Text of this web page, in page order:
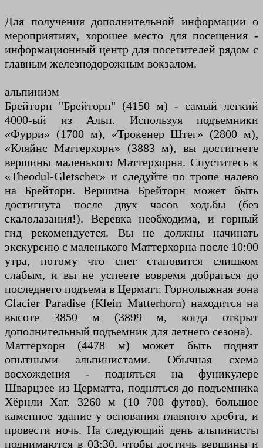
Для получения дополнительной информации о
мероприятиях, хорошее место для посещения -
информационный центр для посетителей рядом с
главным железнодорожным вокзалом.
альпинизм
Брейторн "Брейторн" (4150 м) - самый легкий
4000-ый из Альп. Используя подъемники
«Фурри» (1700 м), «Трокенер Штег» (2800 м),
«Кляйнс Маттерхорн» (3883 м), вы достигнете
вершины маленького Маттерхорна. Спуститесь к
«Theodul-Gletscher» и следуйте по тропе налево
на Брейторн. Вершина Брейторн может быть
достигнута после двух часов ходьбы (без
скалолазания!). Веревка необходима, и горный
гид рекомендуется. Вы не должны начинать
экскурсию с маленького Маттерхорна после 10:00
утра, потому что снег становится слишком
слабым, и вы не успеете вовремя добраться до
последнего подъема в Церматт. Горнолыжная зона
Glacier Paradise (Klein Matterhorn) находится на
высоте 3850 м (3899 м, когда открыт
дополнительный подъемник для летнего сезона).
Маттерхорн (4478 м) может быть поднят
опытными альпинистами. Обычная схема
восхождения - подняться на фуникулере
Шварцзее из Церматта, подняться до подъемника
Хёрнли Хат. 3260 м (10 700 футов), большое
каменное здание у основания главного хребта, и
провести ночь. На следующий день альпинисты
поднимаются в 03:30, чтобы достичь вершины и